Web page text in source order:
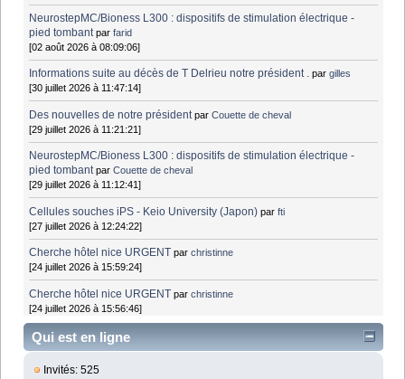
NeurostepMC/Bioness L300 : dispositifs de stimulation électrique -
pied tombant parfarid
[02 août 2026 à 08:09:06]
Informations suite au décès de T Delrieu notre président . pargilles
[30 juillet 2026 à 11:47:14]
Des nouvelles de notre président parCouette de cheval
[29 juillet 2026 à 11:21:21]
NeurostepMC/Bioness L300 : dispositifs de stimulation électrique -
pied tombant parCouette de cheval
[29 juillet 2026 à 11:12:41]
Cellules souches iPS - Keio University (Japon) parfti
[27 juillet 2026 à 12:24:22]
Cherche hôtel nice URGENT parchristinne
[24 juillet 2026 à 15:59:24]
Cherche hôtel nice URGENT parchristinne
[24 juillet 2026 à 15:56:46]
Qui est en ligne
Invités: 525